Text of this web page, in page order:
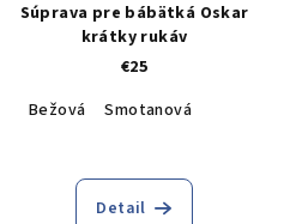
Súprava pre bábätká Oskar
krátky rukáv
€25
Bežová
Smotanová
Detail